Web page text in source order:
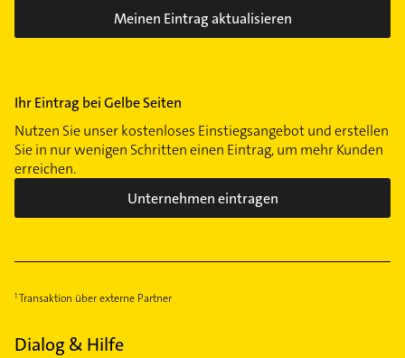
Meinen Eintrag aktualisieren
Ihr Eintrag bei Gelbe Seiten
Nutzen Sie unser kostenloses Einstiegsangebot und erstellen
Sie in nur wenigen Schritten einen Eintrag, um mehr Kunden
erreichen.
Unternehmen eintragen
Transaktion über externe Partner
Dialog & Hilfe